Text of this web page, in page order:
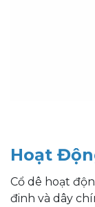
Hoạt
Cổ dê hoạt
đinh và dây